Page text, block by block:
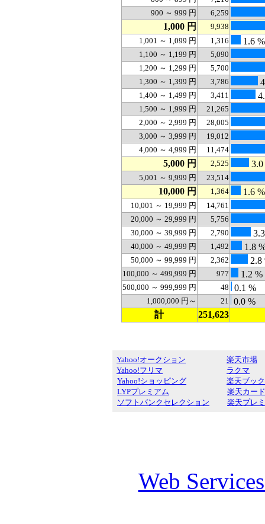
900 ～ 999 円
6,259
1,000 円
9,938
1,001 ～ 1,099 円
1,316 1.6 %
1,100 ～ 1,199 円
5,090
1,200 ～ 1,299 円
5,700
1,300 ～ 1,399 円
3,786
1,400 ～ 1,499 円 3,411
1,500 ～ 1,999 円
21,265
2,000 ～ 2,999 円
28,005
3,000 ～ 3,999 円
19,012
4,000 ～ 4,999 円
11,474
5,000 円 2,525 3.0
5,001 ～ 9,999 円 23,514
10,000 円 1,364 1.6 %
10,001 ～ 19,999 円
14,761
20,000 ～ 29,999 円
5,756
30,000 ～ 39,999 円
2,790
40,000 ～ 49,999 円 1,492 1.8
50,000 ～ 99,999 円 2,362 2.8
100,000 ～ 499,999 円 977 1.2 %
500,000 ～ 999,999 円 48 0.1 %
1,000,000 円～ 21 0.0 %
計
251,623
Yahoo!オークション
Yahoo!フリマ
Yahoo!ショッピング
LYPプレミアム
ソフトバンクセレクション
楽天市場
ラクマ
楽天ブッ
楽天カード
楽天プレ
Web